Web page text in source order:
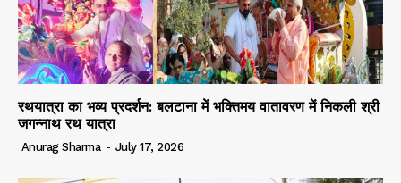
रथयात्रा का भव्य प्रदर्शन: बलटाना में भक्तिमय वातावरण में निकली श्री
जगन्नाथ रथ यात्रा
Anurag Sharma - July 17, 2026